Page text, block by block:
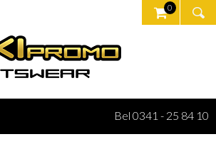
0
Bel 0341 - 25 84 10